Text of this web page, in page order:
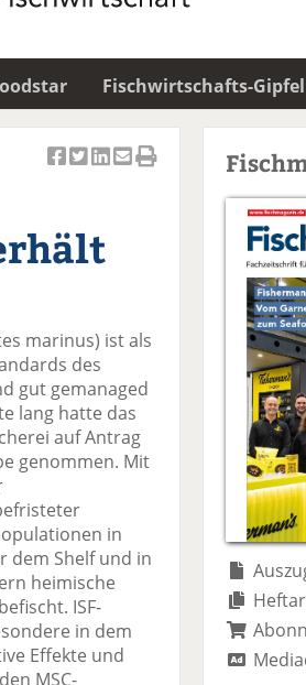
Fischwirtschafts-Gipfel
k
el
ac
e
b
o
o
k
il
e
n
k
el
er
n
el
n
k
e
di
n
te
n
m
l
v
er
se
e
n
ck
e
n
marinus) ist als
des
gut gemanaged
lang hatte das
auf Antrag
genommen. Mit
in
dem Shelf und in
heimische
ISF-
in dem
Effekte und
MSC-